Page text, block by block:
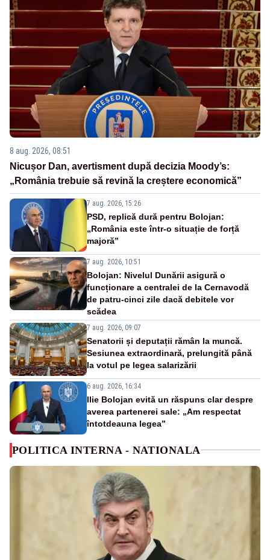
8 aug. 2026, 08:51
Nicușor Dan, avertisment după decizia Moody’s:
„România trebuie să revină la creștere economică”
7 aug. 2026, 15:26
PSD, replică dură pentru Bolojan:
„România este într-o situație de forță
majoră”
7 aug. 2026, 10:51
Bolojan: Nivelul Dunării asigură o
funcționare a centralei de la Cernavodă
de patru-cinci zile dacă debitele vor
scădea
7 aug. 2026, 09:07
Senatorii și deputații rămân la muncă.
Sesiunea extraordinară, prelungită până
la votul pe legea salarizării
6 aug. 2026, 16:34
Ilie Bolojan evită un răspuns clar despre
averea partenerei sale: „Am respectat
întotdeauna legea”
POLITICA INTERNA - NATIONALA